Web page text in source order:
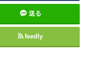
送る
feedly